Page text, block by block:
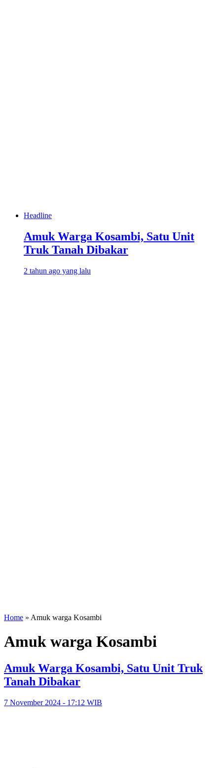
Headline
Amuk Warga Kosambi, Satu Unit
Truk Tanah Dibakar
2 tahun ago yang lalu
Home » Amuk warga Kosambi
Amuk warga Kosambi
Amuk Warga Kosambi, Satu Unit Truk
Tanah Dibakar
7 November 2024 - 17:12 WIB